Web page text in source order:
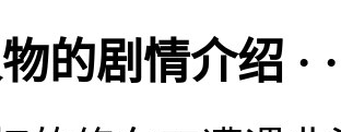
的剧情介绍 · ·